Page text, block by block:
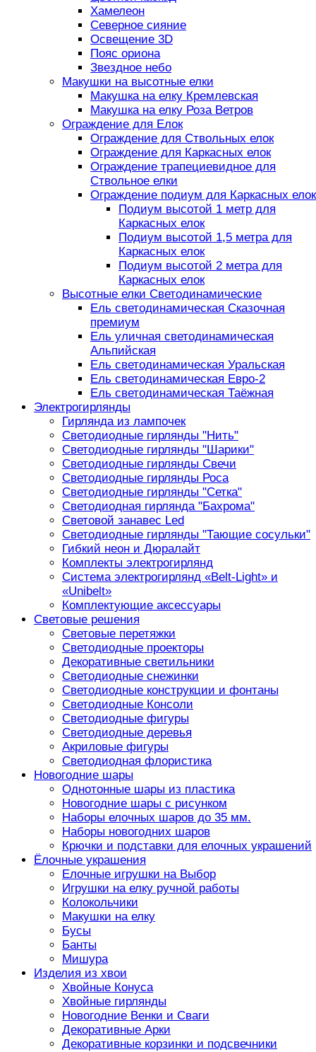
Хамелеон
Северное сияние
Освещение 3D
Пояс ориона
Звездное небо
Макушки на высотные елки
Макушка на елку Кремлевская
Макушка на елку Роза Ветров
Ограждение для Елок
Ограждение для Ствольных елок
Ограждение для Каркасных елок
Ограждение трапециевидное для
Ствольное елки
Ограждение подиум для Каркасных елок
Подиум высотой 1 метр для
Каркасных елок
Подиум высотой 1,5 метра для
Каркасных елок
Подиум высотой 2 метра для
Каркасных елок
Высотные елки Светодинамические
Ель светодинамическая Сказочная
премиум
Ель уличная светодинамическая
Альпийская
Ель светодинамическая Уральская
Ель светодинамическая Евро-2
Ель светодинамическая Таёжная
Электрогирлянды
Гирлянда из лампочек
Светодиодные гирлянды "Нить"
Светодиодные гирлянды "Шарики"
Светодиодные гирлянды Свечи
Светодиодные гирлянды Роса
Светодиодные гирлянды "Сетка"
Светодиодная гирлянда "Бахрома"
Световой занавес Led
Светодиодные гирлянды "Тающие сосульки"
Гибкий неон и Дюралайт
Комплекты электрогирлянд
Система электрогирлянд «Belt-Light» и
«Unibelt»
Комплектующие аксессуары
Световые решения
Световые перетяжки
Светодиодные проекторы
Декоративные светильники
Светодиодные снежинки
Светодиодные конструкции и фонтаны
Светодиодные Консоли
Светодиодные фигуры
Светодиодные деревья
Акриловые фигуры
Светодиодная флористика
Новогодние шары
Однотонные шары из пластика
Новогодние шары с рисунком
Наборы елочных шаров до 35 мм.
Наборы новогодних шаров
Крючки и подставки для елочных украшений
Ёлочные украшения
Елочные игрушки на Выбор
Игрушки на елку ручной работы
Колокольчики
Макушки на елку
Бусы
Банты
Мишура
Изделия из хвои
Хвойные Конуса
Хвойные гирлянды
Новогодние Венки и Сваги
Декоративные Арки
Декоративные корзинки и подсвечники